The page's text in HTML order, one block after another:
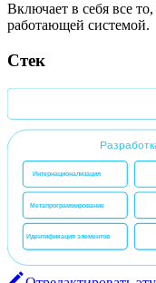
Включает в себя все
работающей системой.
Стек
Интернационализация
Метапрограммирование
Идентификация элементов